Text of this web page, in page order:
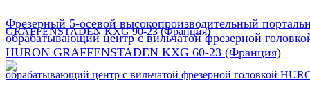
Фрезерный 5-осевой высокопроизводительный
обрабатывающий центр с вильчатой фрезерной
HURON GRAFFENSTADEN KXG 60-23 (Франция)